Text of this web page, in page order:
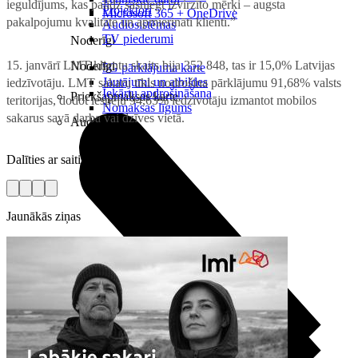
Microsoft 365 + OneDrive
Noderīgi
5G pārklājuma karte
Jautājumi un atbildes
Priekšapmaksas karte
Projektori
Audiosistēmas
TV piederumi
Noderīgi
Iekārtu apdrošināšana
Nomaksas līgums
Audio
ieguldījums, kas palīdz sasniegt izvirzīto mērķi – augsta
pakalpojumu kvalitāte un apmierināti klienti.”
15. janvārī LMT klientu skaits bija 352 848, tas ir 15,0% Latvijas
iedzīvotāju. LMT sakaru tīkls nodrošina pārklājumu 91,68% valsts
teritorijas, dodot iespēju 94,65% iedzīvotāju izmantot mobilos
sakarus savā darba vai dzīves vietā.
Dalīties ar saiti
Jaunākās ziņas